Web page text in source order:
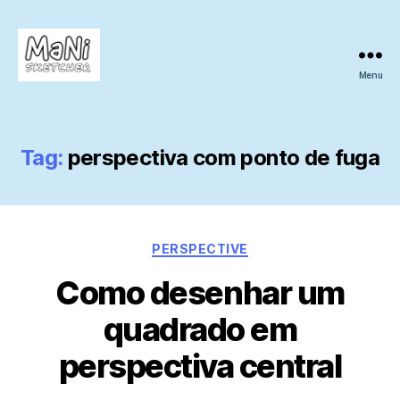
Menu
Tag: perspectiva com ponto de fuga
Categories
PERSPECTIVE
Como desenhar um
quadrado em
perspectiva central